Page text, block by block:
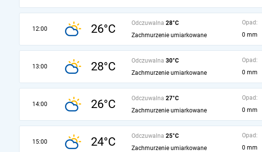
12:00 26°C Odczuwalna 28°C
Zachmurzenie umiarkowane
Opad:
0 mm
13:00 28°C Odczuwalna 30°C
Zachmurzenie umiarkowane
Opad:
0 mm
14:00 26°C Odczuwalna 27°C
Zachmurzenie umiarkowane
Opad:
0 mm
15:00 24°C Odczuwalna 25°C
Zachmurzenie umiarkowane
Opad:
0 mm